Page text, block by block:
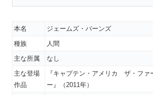
本名
ジェームズ・バーンズ
種族
人間
主な所属
なし
主な登場
作品
『キャプテン・アメリカ ザ・ファ
ー』（2011年）